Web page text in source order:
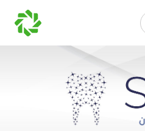
للأفراد
للشركات
الخدمات المالية